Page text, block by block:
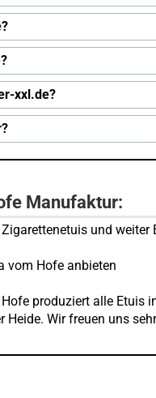
xxl.de?
Manufaktur:
und weiter
vom Hofe anbieten
produziert alle Etuis
Wir freuen uns